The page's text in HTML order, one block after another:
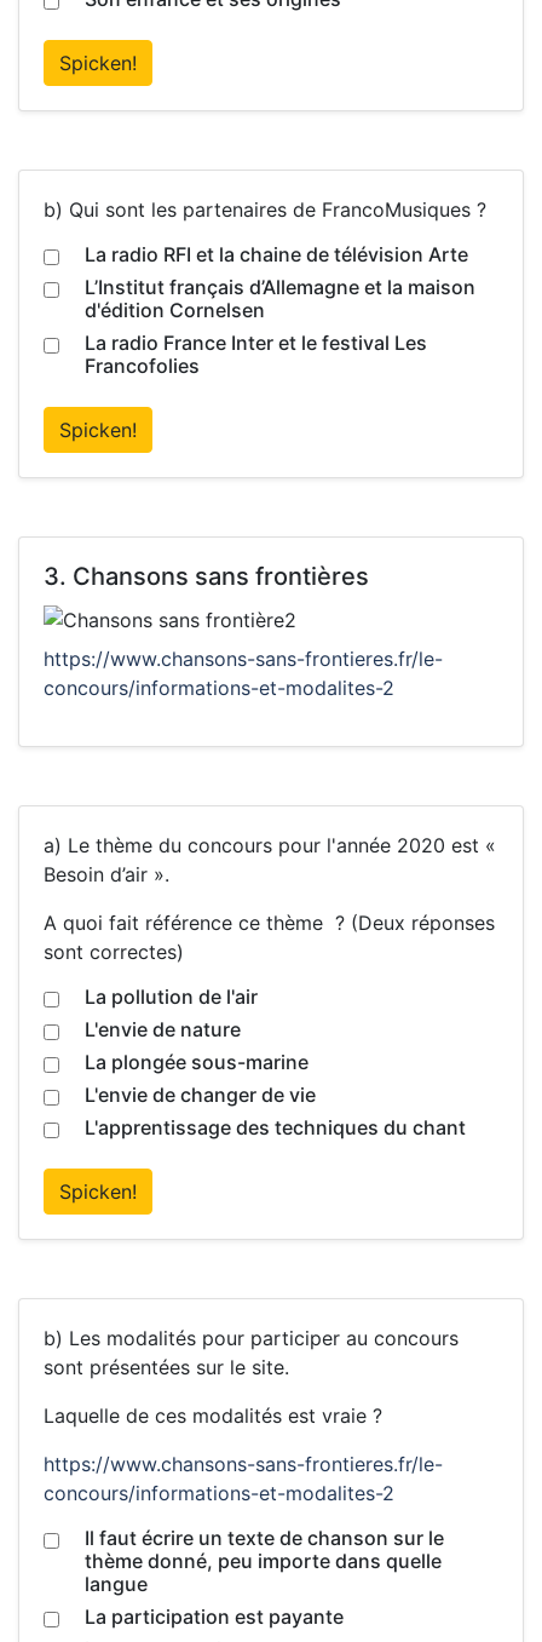
Spicken!
b) Qui sont les partenaires de FrancoMusiques ?
La radio RFI et la chaine de télévision Arte
L’Institut français d’Allemagne et la maison
d'édition Cornelsen
La radio France Inter et le festival Les
Francofolies
Spicken!
3. Chansons sans frontières
https://www.chansons-sans-frontieres.fr/le-
concours/informations-et-modalites-2
a) Le thème du concours pour l'année 2020 est «
Besoin d’air ».
A quoi fait référence ce thème ? (Deux réponses
sont correctes)
La pollution de l'air
L'envie de nature
La plongée sous-marine
L'envie de changer de vie
L'apprentissage des techniques du chant
Spicken!
b) Les modalités pour participer au concours
sont présentées sur le site.
Laquelle de ces modalités est vraie ?
https://www.chansons-sans-frontieres.fr/le-
concours/informations-et-modalites-2
Il faut écrire un texte de chanson sur le
thème donné, peu importe dans quelle
langue
La participation est payante